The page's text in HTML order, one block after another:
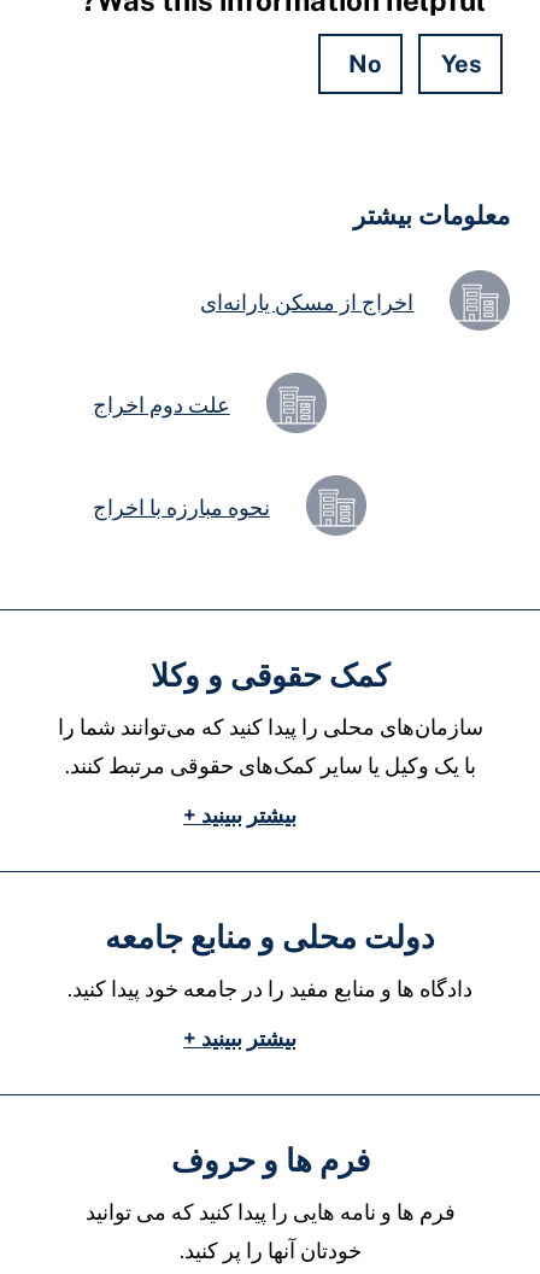
Yes
No
معلومات بیشتر
اخراج از مسکن یارانه‌ای
علت دوم اخراج
نحوه مبارزه با اخراج
کمک حقوقی و وکلا
سازمان‌های محلی را پیدا کنید که می‌توانند شما را
با یک وکیل یا سایر کمک‌های حقوقی مرتبط کنند.
بیشتر ببینید +
دولت محلی و منابع جامعه
دادگاه ها و منابع مفید را در جامعه خود پیدا کنید.
بیشتر ببینید +
فرم ها و حروف
فرم ها و نامه هایی را پیدا کنید که می توانید
خودتان آنها را پر کنید.